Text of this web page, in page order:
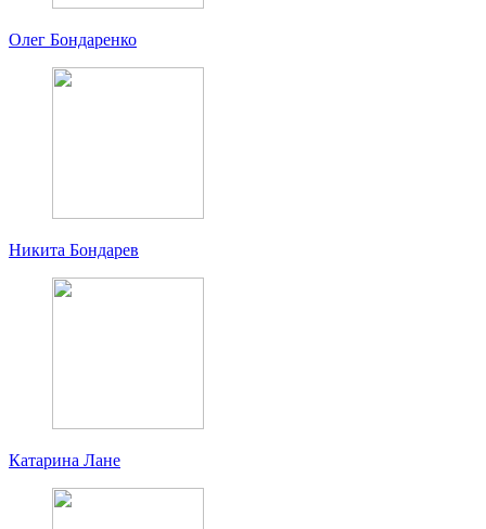
Олег Бондаренко
Никита Бондарев
Катарина Лане